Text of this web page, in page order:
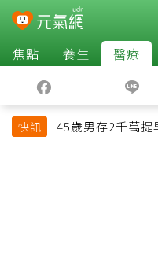
焦點 養生 醫療
快訊
45歲男存2千萬提